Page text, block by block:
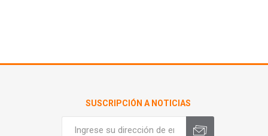
SUSCRIPCIÓN A NOTICIAS